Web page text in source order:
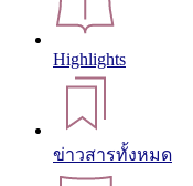
Highlights
ข่าวสารทั้งหมด